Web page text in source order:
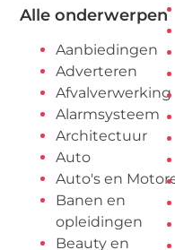
Alle onderwerpen
Aanbiedingen
Adverteren
Afvalverwerking
Alarmsysteem
Architectuur
Auto
Auto's en
Banen en
opleidingen
Beauty en